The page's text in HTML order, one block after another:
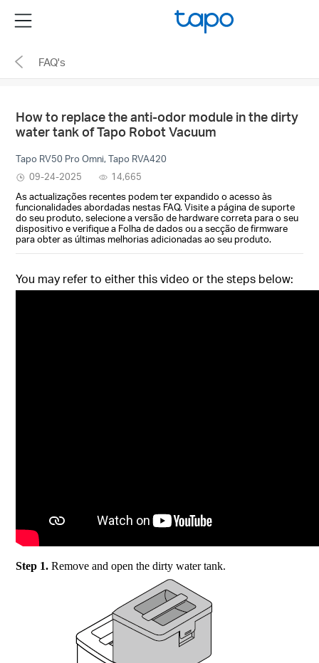
the
navigation
Menu
FAQ's
How to replace the anti-odor module in the dirty
water tank of Tapo Robot Vacuum
Tapo RV50 Pro Omni, Tapo RVA420
09-24-2025
14,665
As actualizações recentes podem ter expandido o acesso às
funcionalidades abordadas nestas FAQ. Visite a página de suporte
do seu produto, selecione a versão de hardware correta para o seu
dispositivo e verifique a Folha de dados ou a secção de firmware
para obter as últimas melhorias adicionadas ao seu produto.
You may refer to either this video or the steps below:
Step 1.Remove and open the dirty water tank.